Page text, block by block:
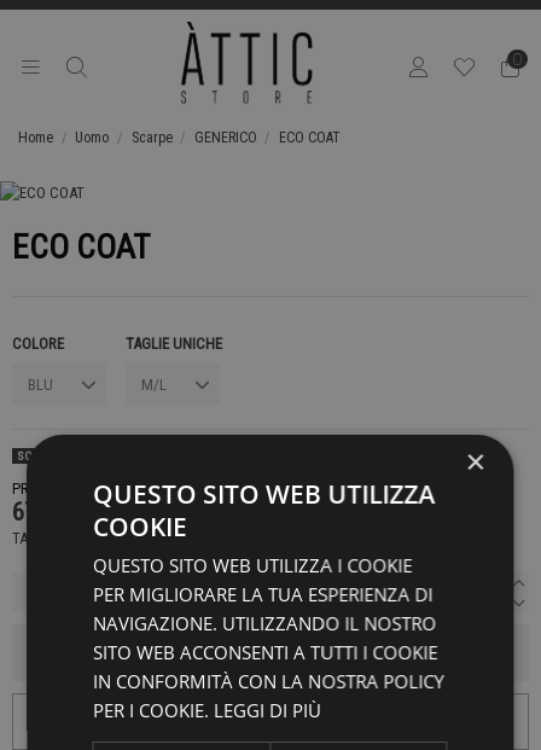
0
Home Uomo Scarpe GENERICO ECO COAT
ECO COAT
COLORE TAGLIE UNICHE
SOLD OUT
PRODOTTO NON DISPONIBILE CONTATTACI PER SAPERE DI PIÙ
679,00 €
TASSE INCLUSE
AGGIUNGI AL CARRELLO
×
QUESTO SITO WEB UTILIZZA
COOKIE
QUESTO SITO WEB UTILIZZA I COOKIE
PER MIGLIORARE LA TUA ESPERIENZA DI
NAVIGAZIONE. UTILIZZANDO IL NOSTRO
SITO WEB ACCONSENTI A TUTTI I COOKIE
IN CONFORMITÀ CON LA NOSTRA POLICY
PER I COOKIE. LEGGI DI PIÙ